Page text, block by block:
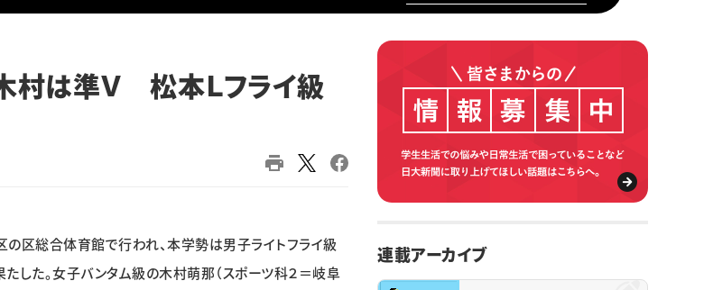
は準Ｖ 松本Ｌフライ級
区総合体育館で行われ、本学勢は男子ライトフライ級
した。女子バンタム級の木村萌那（スポーツ科２＝岐阜
連載アーカイブ